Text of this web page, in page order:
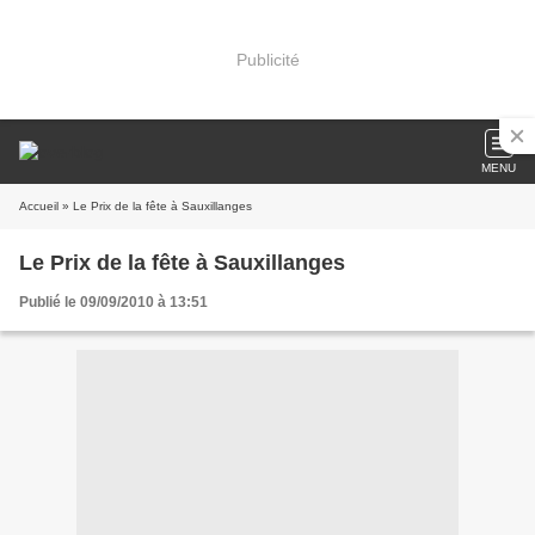
Publicité
MENU
Accueil » Le Prix de la fête à Sauxillanges
Le Prix de la fête à Sauxillanges
Publié le 09/09/2010 à 13:51